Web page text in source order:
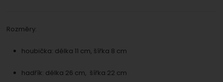
Rozměry:
houbička: délka 11 cm, šířka 8 cm
hadřík: délka 26 cm, šířka 22 cm